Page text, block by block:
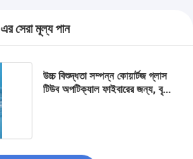
এর সেরা মূল্য পান
উচ্চ বিশুদ্ধতা সম্পন্ন কোয়ার্টজ গ্লাস
টিউব অপটিক্যাল ফাইবারের জন্য, বৃহৎ